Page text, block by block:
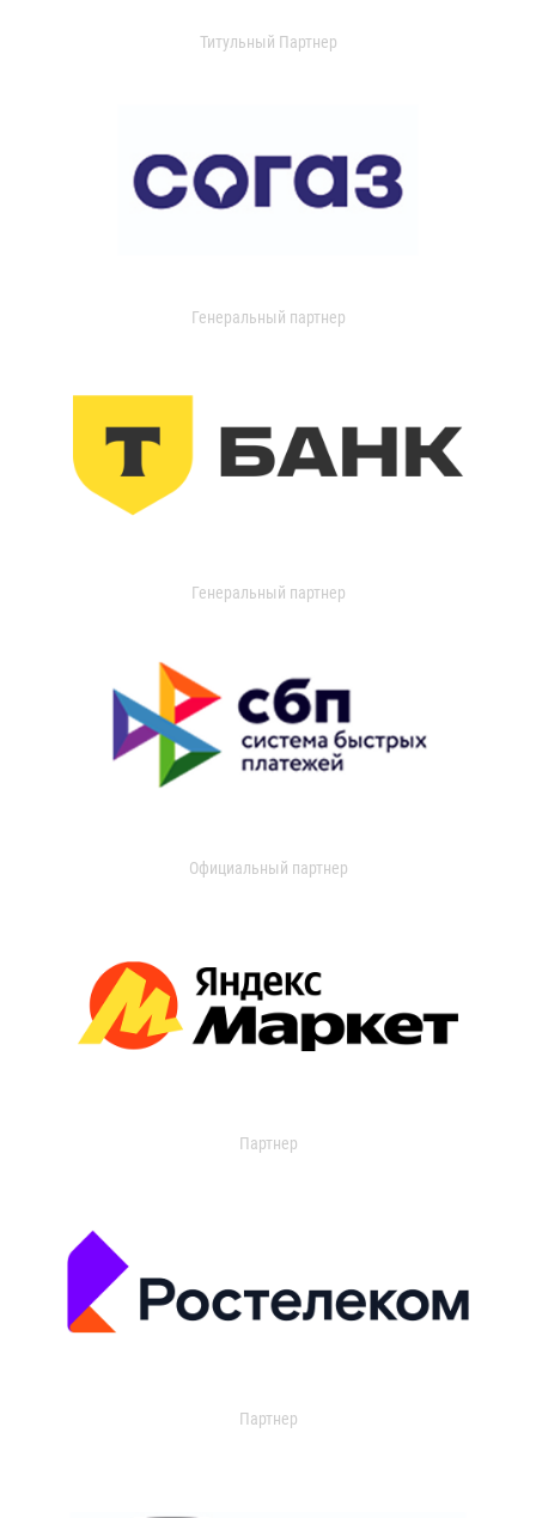
Титульный Партнер
Генеральный партнер
Генеральный партнер
Официальный партнер
Партнер
Партнер